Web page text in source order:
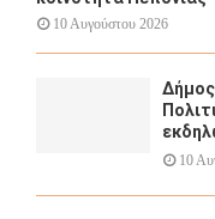
10 Αυγούστου 2026
10